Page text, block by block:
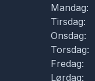
Mandag:
Tirsdag:
Onsdag:
Torsdag:
Fredag:
Lørdag: